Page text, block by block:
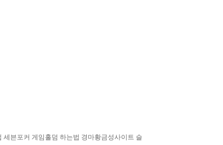
븐포커 게임홀덤 하는법 경마황금성사이트 슬